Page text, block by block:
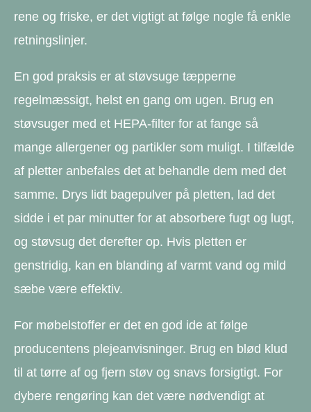
rene og friske, er det vigtigt at følge nogle få enkle
retningslinjer.
En god praksis er at støvsuge tæpperne
regelmæssigt, helst en gang om ugen. Brug en
støvsuger med et HEPA-filter for at fange så
mange allergener og partikler som muligt. I tilfælde
af pletter anbefales det at behandle dem med det
samme. Drys lidt bagepulver på pletten, lad det
sidde i et par minutter for at absorbere fugt og lugt,
og støvsug det derefter op. Hvis pletten er
genstridig, kan en blanding af varmt vand og mild
sæbe være effektiv.
For møbelstoffer er det en god ide at følge
producentens plejeanvisninger. Brug en blød klud
til at tørre af og fjern støv og snavs forsigtigt. For
dybere rengøring kan det være nødvendigt at